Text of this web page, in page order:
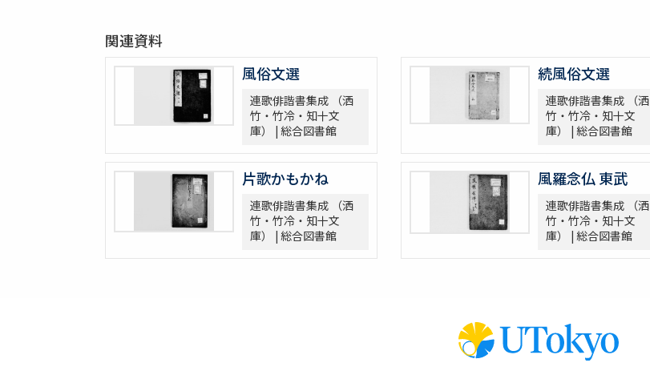
関連資料
風俗文選
連歌俳諧書集成 （洒
竹・竹冷・知十文
庫） | 総合図書館
続風俗文選
連歌俳諧書集成 （洒
竹・竹冷・知十文
庫） | 総合図書館
片歌かもかね
連歌俳諧書集成 （洒
竹・竹冷・知十文
庫） | 総合図書館
風羅念仏 東武
連歌俳諧書集成 （洒
竹・竹冷・知十文
庫） | 総合図書館